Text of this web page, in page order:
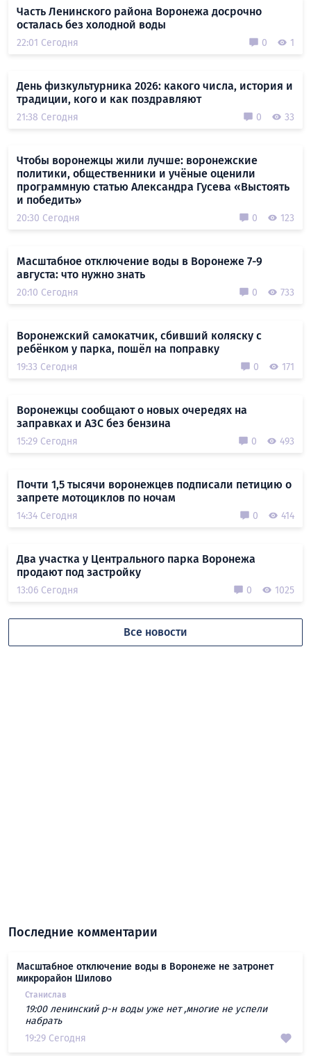
Часть Ленинского района Воронежа досрочно
осталась без холодной воды
22:01 Сегодня 0 1
День физкультурника 2026: какого числа, история и
традиции, кого и как поздравляют
21:38 Сегодня 0 33
Чтобы воронежцы жили лучше: воронежские
политики, общественники и учёные оценили
программную статью Александра Гусева «Выстоять
и победить»
20:30 Сегодня 0 123
Масштабное отключение воды в Воронеже 7-9
августа: что нужно знать
20:10 Сегодня 0 733
Воронежский самокатчик, сбивший коляску с
ребёнком у парка, пошёл на поправку
19:33 Сегодня 0 171
Воронежцы сообщают о новых очередях на
заправках и АЗС без бензина
15:29 Сегодня 0 493
Почти 1,5 тысячи воронежцев подписали петицию о
запрете мотоциклов по ночам
14:34 Сегодня 0 414
Два участка у Центрального парка Воронежа
продают под застройку
13:06 Сегодня 0 1025
Все новости
Последние комментарии
Масштабное отключение воды в Воронеже не затронет
микрорайон Шилово
Станислав
19:00 ленинский р-н воды уже нет ,многие не успели
набрать
19:29 Сегодня